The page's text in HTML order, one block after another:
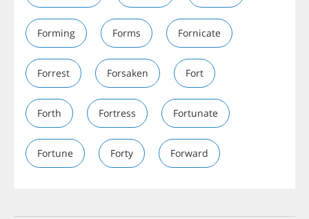
Forming Forms Fornicate
Forrest Forsaken Fort
Forth Fortress Fortunate
Fortune Forty Forward